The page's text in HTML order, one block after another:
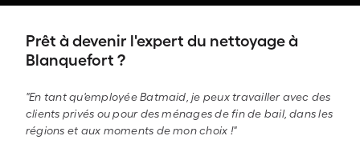
Prêt à devenir l'expert du nettoyage à
Blanquefort ?
"En tant qu'employée Batmaid, je peux travailler avec des
clients privés ou pour des ménages de fin de bail, dans les
régions et aux moments de mon choix !"